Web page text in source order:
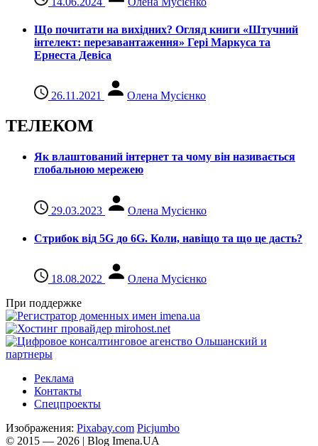
Що почитати на вихідних? Огляд книги «Штучний
інтелект: перезавантаження» Гері Маркуса та
Ернеста Девіса
26.11.2021 Олена Мусієнко
ТЕЛЕКОМ
Як влаштований інтернет та чому він називається
глобальною мережею
29.03.2023 Олена Мусієнко
Стрибок від 5G до 6G. Коли, навіщо та що це даcть?
18.08.2022
Олена Мусієнко
При поддержке
Реклама
Контакты
Спецпроекты
Изображения: Pixabay.com Picjumbo
© 2015 — 2026 | Blog Imena.UA